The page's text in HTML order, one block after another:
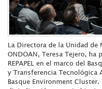
La Directora de la Unidad de
ONDOAN, Teresa Tejero, ha
REPAPEL en el marco del
y Transferencia
Basque Environment